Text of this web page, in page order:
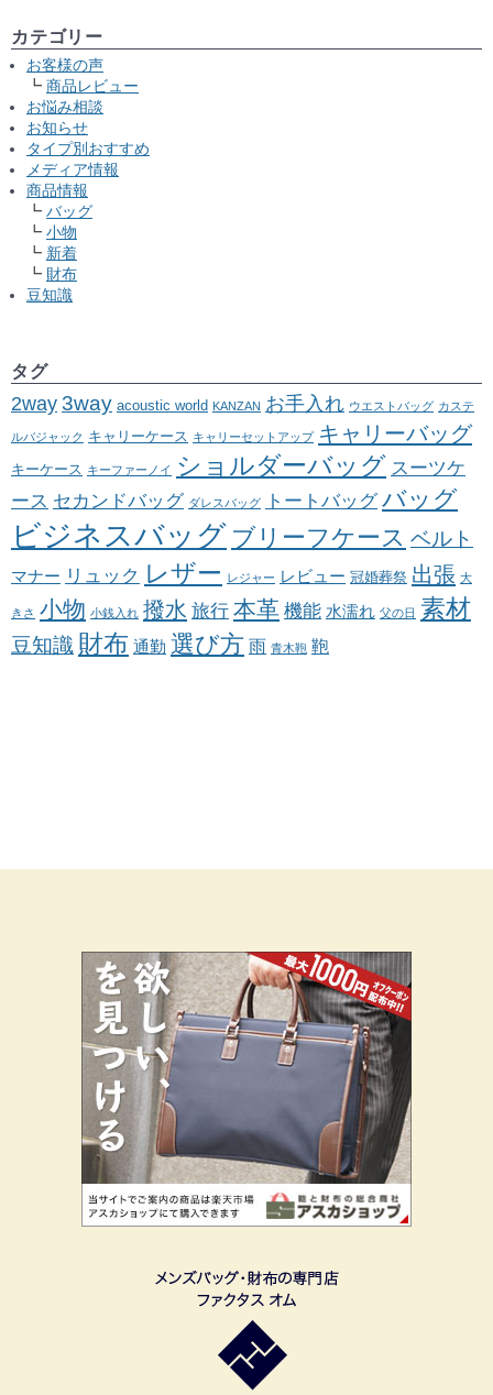
カテゴリー
お客様の声
商品レビュー
お悩み相談
お知らせ
タイプ別おすすめ
メディア情報
商品情報
バッグ
小物
新着
財布
豆知識
タグ
2way3way acoustic world KANZAN お手入れ ウエストバッグ カステ
ルバジャック キャリーケース キャリーセットアップ キャリーバッグ
キーケース キーファーノイ ショルダーバッグ スーツケ
ース セカンドバッグ ダレスバッグ トートバッグ バッグ
ビジネスバッグ ブリーフケース ベルト
マナー リュック レザー レジャー レビュー 冠婚葬祭 出張 大
きさ 小物 小銭入れ 撥水 旅行 本革 機能 水濡れ 父の日 素材
豆知識 財布 通勤 選び方 雨 青木鞄 鞄